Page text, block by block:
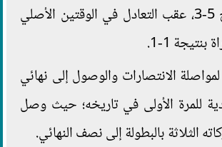
بركلات الترجيح 5-3، عقب التعادل في الوقتين الأصلي
1-1.
الانتصارات والوصول إلى نهائي
للمرة الأولى في تاريخه؛ حيث وصل
الثلاثة بالبطولة إلى نصف النهائي.